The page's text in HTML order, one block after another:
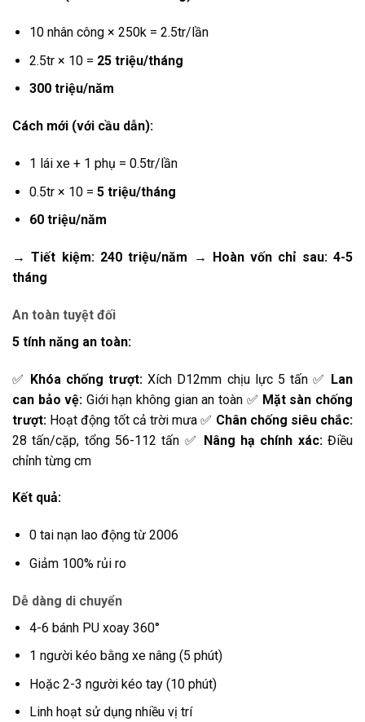
10 nhân công × 250k = 2.5tr/lần
2.5tr × 10 = 25 triệu/tháng
300 triệu/năm
Cách mới (với cầu dẫn):
1 lái xe + 1 phụ = 0.5tr/lần
0.5tr × 10 = 5 triệu/tháng
60 triệu/năm
→ Tiết kiệm: 240 triệu/năm
→ Hoàn vốn chỉ sau: 4-5
tháng
An toàn tuyệt đối
5 tính năng an toàn:
✅ Khóa chống trượt: Xích D12mm chịu lực 5 tấn ✅ Lan
can bảo vệ: Giới hạn không gian an toàn ✅ Mặt sàn chống
trượt: Hoạt động tốt cả trời mưa ✅ Chân chống siêu chắc:
28 tấn/cặp, tổng 56-112 tấn ✅ Nâng hạ chính xác:Điều
chỉnh từng cm
Kết quả:
0 tai nạn lao động từ 2006
Giảm 100% rủi ro
Dễ dàng di chuyển
4-6 bánh PU xoay 360°
1 người kéo bằng xe nâng (5 phút)
Hoặc 2-3 người kéo tay (10 phút)
Linh hoạt sử dụng nhiều vị trí